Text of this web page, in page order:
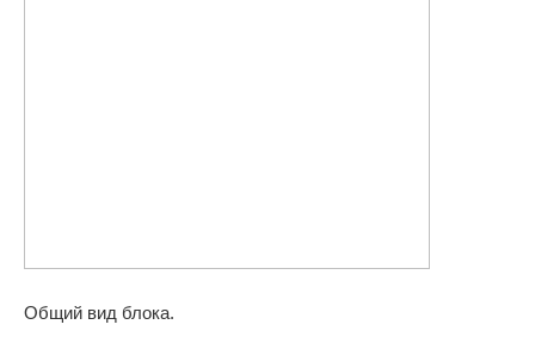
Общий вид блока.